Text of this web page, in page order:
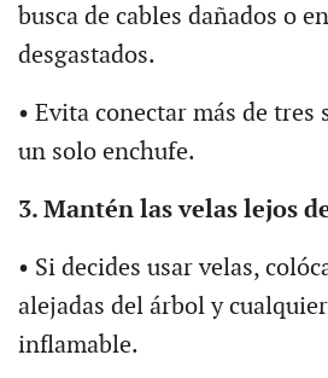
busca de cables dañados o
desgastados.
• Evita conectar más de tres
un solo enchufe.
3. Mantén las velas lejos
• Si decides usar velas,
alejadas del árbol y
inflamable.